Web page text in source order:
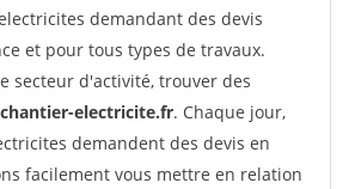
demandant des devis
et pour tous types de travaux.
secteur d'activité, trouver des
chantier-electricite.fr. Chaque jour,
demandent des devis en
facilement vous mettre en relation